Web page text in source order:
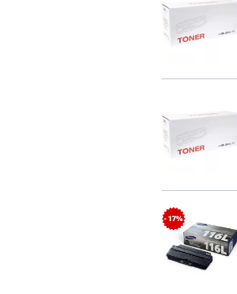
- 17%